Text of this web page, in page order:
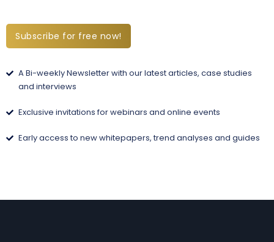
Subscribe for free now!
A Bi-weekly Newsletter with our latest articles, case studies
and interviews
Exclusive invitations for webinars and online events
Early access to new whitepapers, trend analyses and guides